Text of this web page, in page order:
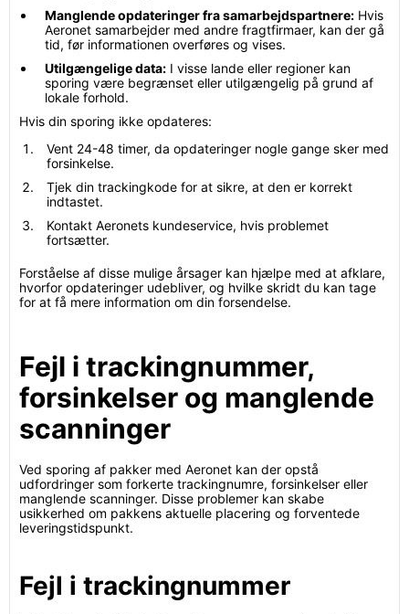
Manglende opdateringer fra samarbejdspartnere: Hvis
Aeronet samarbejder med andre fragtfirmaer, kan der gå
tid, før informationen overføres og vises.
Utilgængelige data: I visse lande eller regioner kan
sporing være begrænset eller utilgængelig på grund af
lokale forhold.
Hvis din sporing ikke opdateres:
Vent 24-48 timer, da opdateringer nogle gange sker med
forsinkelse.
Tjek din trackingkode for at sikre, at den er korrekt
indtastet.
Kontakt Aeronets kundeservice, hvis problemet
fortsætter.
Forståelse af disse mulige årsager kan hjælpe med at afklare,
hvorfor opdateringer udebliver, og hvilke skridt du kan tage
for at få mere information om din forsendelse.
Fejl i trackingnummer,
forsinkelser og manglende
scanninger
Ved sporing af pakker med Aeronet kan der opstå
udfordringer som forkerte trackingnumre, forsinkelser eller
manglende scanninger. Disse problemer kan skabe
usikkerhed om pakkens aktuelle placering og forventede
leveringstidspunkt.
Fejl i trackingnummer